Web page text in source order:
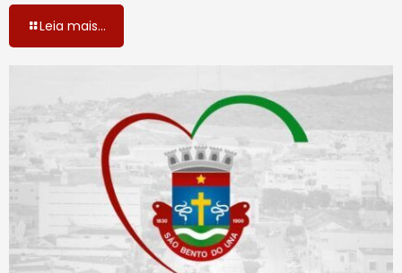
Leia mais...